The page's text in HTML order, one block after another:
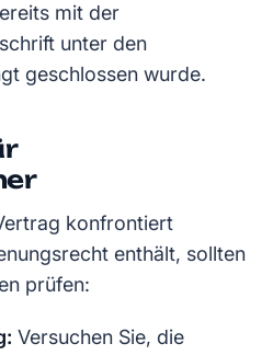
mit der
unter den
geschlossen wurde.
konfrontiert
enthält, sollten
prüfen:
Versuchen Sie, die